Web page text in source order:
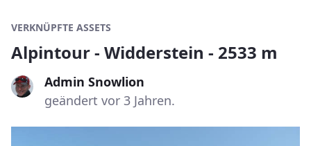
VERKNÜPFTE ASSETS
Alpintour - Widderstein - 2533 m
Admin Snowlion
geändert vor 3 Jahren.